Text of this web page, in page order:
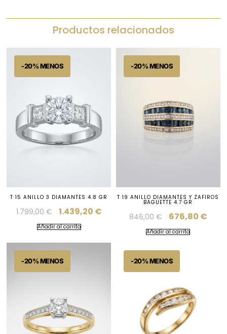
Productos relacionados
T 15 ANILLO 3 DIAMANTES 4.8 GR
1.799,00 € 1.439,20 €
Añadir al carrito
T 19 ANILLO DIAMANTES Y ZAFIROS
BAGUETTE 4.7 GR
846,00 € 676,80 €
Añadir al carrito